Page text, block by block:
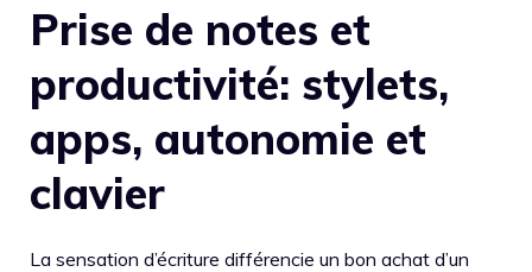
Prise de notes et
productivité: stylets,
apps, autonomie et
clavier
La sensation d’écriture différencie un bon achat d’un